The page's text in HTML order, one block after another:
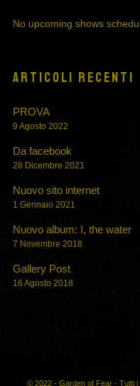
No upcoming shows
ARTICOLI RECENTI
PROVA
9 Agosto 2022
Da facebook
28 Dicembre 2021
Nuovo sito internet
1 Gennaio 2021
Nuovo album: I, the water
7 Novembre 2018
Gallery Post
16 Agosto 2018
© 2022 - Garden of Fear - Tutti i